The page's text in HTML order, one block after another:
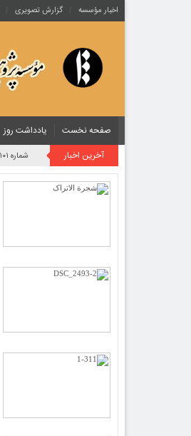
اخبار مؤسسه گزارش تصویری
صفحه نخست یادداشت روز
آخرین اخبار
شماره ۱۰۱ نامۀ فرهنگستان منتشر شد